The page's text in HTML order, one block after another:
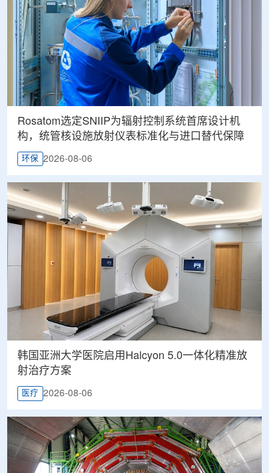
Rosatom选定SNIIP为辐射控制系统首席设计机
构，统管核设施放射仪表标准化与进口替代保障
环保 2026-08-06
韩国亚洲大学医院启用Halcyon 5.0一体化精准放
射治疗方案
医疗 2026-08-06